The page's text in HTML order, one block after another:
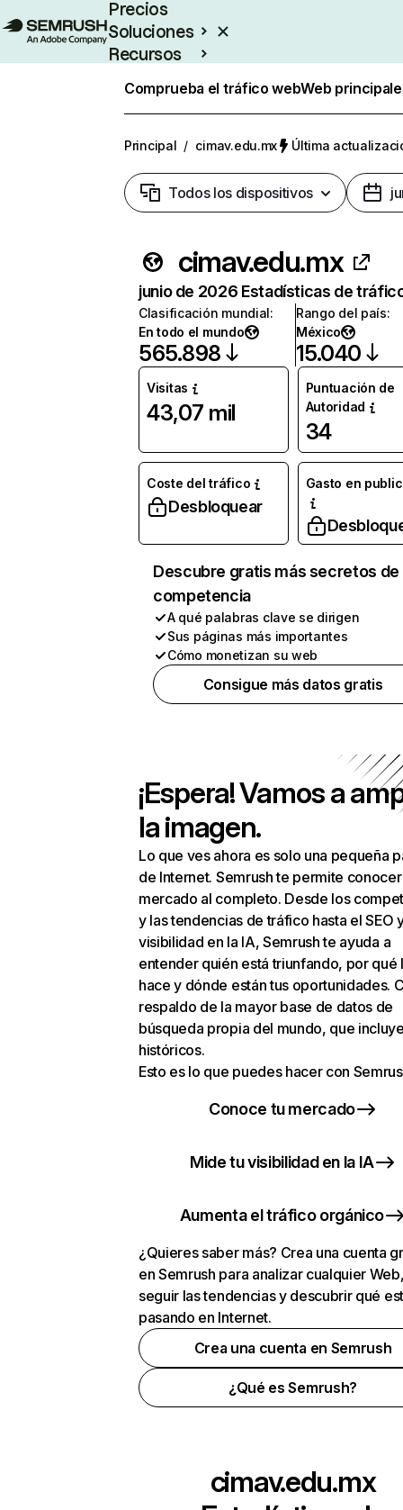
Precios
Soluciones
Recursos
Comprueba el tráfico webWeb
Principal / cimav.edu.mx Última
Todos los dispositivos
cimav.edu.mx
junio de 2026 Estadísticas de
Clasificación mundial:
En todo el mundo
565.898
Rango del país:
México
15.040
Visitas
43,07 mil
Puntuación de
Autoridad
34
Coste del tráfico
Desbloquear
Gasto en
Descubre gratis más secretos de
competencia
A qué palabras clave se dirigen
Sus páginas más importantes
Cómo monetizan su web
Consigue más datos gratis
¡Espera! Vamos a
la imagen.
Lo que ves ahora es solo una pequeña
de Internet. Semrush te permite
mercado al completo. Desde los
y las tendencias de tráfico hasta el SEO
visibilidad en la IA, Semrush te ayuda a
entender quién está triunfando, por qué
hace y dónde están tus oportunidades.
respaldo de la mayor base de datos de
búsqueda propia del mundo, que
históricos.
Esto es lo que puedes hacer con
Conoce tu mercado
Mide tu visibilidad en la IA
Aumenta el tráfico orgánico
¿Quieres saber más? Crea una cuenta
en Semrush para analizar cualquier
seguir las tendencias y descubrir qué
pasando en Internet.
Crea una cuenta en Semrush
¿Qué es Semrush?
cimav.edu.mx